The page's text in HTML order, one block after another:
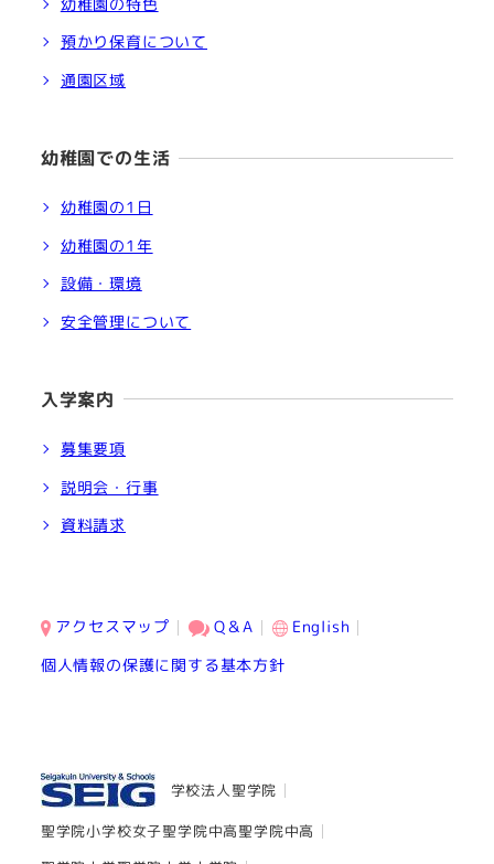
預かり保育について
通園区域
幼稚園での生活
幼稚園の1日
幼稚園の1年
設備・環境
安全管理について
入学案内
募集要項
説明会・行事
資料請求
アクセスマップ Q＆A
English
個人情報の保護に関する基本方針
学校法人聖学院
聖学院小学校女子聖学院中高聖学院中高